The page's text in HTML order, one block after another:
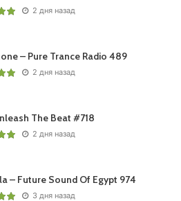
2 дня назад
– Pure Trance Radio 489
2 дня назад
The Beat #718
2 дня назад
– Future Sound Of Egypt 974
3 дня назад